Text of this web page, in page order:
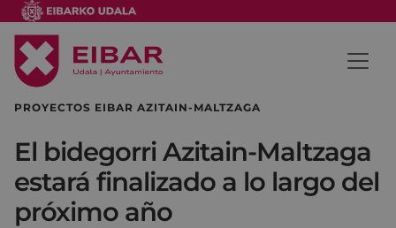
PROYECTOS EIBAR AZITAIN-MALTZAGA
El bidegorri Azitain-Maltzaga
estará finalizado a lo largo del
próximo año